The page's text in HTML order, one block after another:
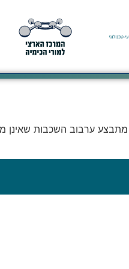
ערבוב השכבות שאינן